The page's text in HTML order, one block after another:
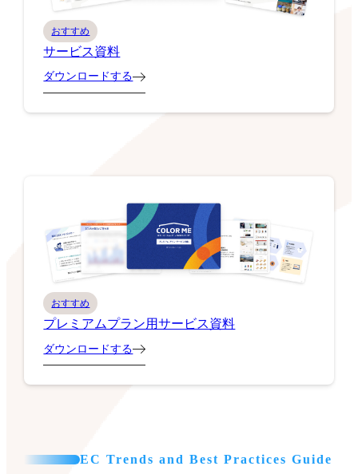
おすすめ
サービス資料
ダウンロードする
おすすめ
プレミアムプラン用サービス資料
ダウンロードする
EC Trends and Best Practices Guide